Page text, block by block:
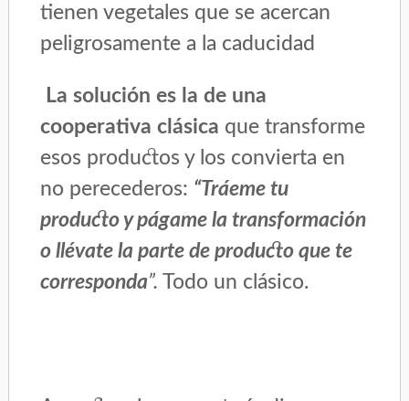
tienen vegetales que se acercan
peligrosamente a la caducidad
La solución es la de una
cooperativa clásica que transforme
esos productos y los convierta en
no perecederos: “Tráeme tu
producto y págame la transformación
o llévate la parte de producto que te
corresponda”.Todo un clásico.